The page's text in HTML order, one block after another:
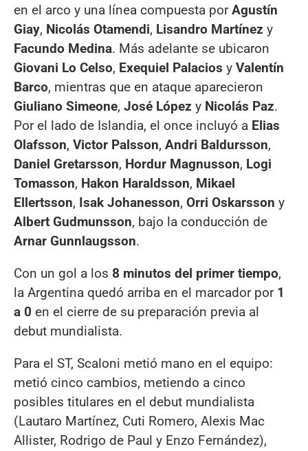
en el arco y una línea compuesta porAgustín
Giay, Nicolás Otamendi, Lisandro Martínez y
Facundo Medina. Más adelante se ubicaron
Giovani Lo Celso, Exequiel Palacios y Valentín
Barco, mientras que en ataque aparecieron
Giuliano Simeone, José López y Nicolás Paz.
Por el lado de Islandia, el once incluyó a Elias
Olafsson, Victor Palsson, Andri Baldursson,
Daniel Gretarsson, Hordur Magnusson, Logi
Tomasson, Hakon Haraldsson, Mikael
Ellertsson, Isak Johanesson, Orri Oskarsson y
Albert Gudmunsson, bajo la conducción de
Arnar Gunnlaugsson.
Con un gol a los 8 minutos del primer tiempo,
la Argentina quedó arriba en el marcador por 1
a 0 en el cierre de su preparación previa al
debut mundialista.
Para el ST, Scaloni metió mano en el equipo:
metió cinco cambios, metiendo a cinco
posibles titulares en el debut mundialista
(Lautaro Martínez, Cuti Romero, Alexis Mac
Allister, Rodrigo de Paul y Enzo Fernández),